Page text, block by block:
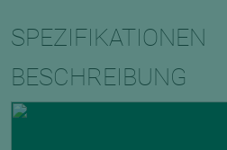
SPEZIFIKATIONEN
BESCHREIBUNG